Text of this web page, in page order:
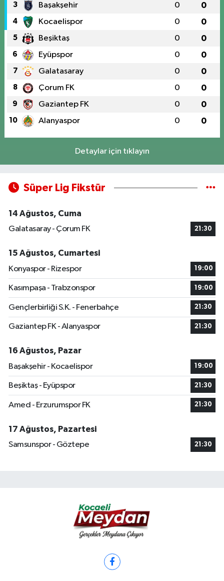
3 Başakşehir 0 0
4 Kocaelispor 0 0
5 Beşiktaş 0 0
6 Eyüpspor 0 0
7 Galatasaray 0 0
8 Çorum FK 0 0
9 Gaziantep FK 0 0
10 Alanyaspor 0 0
Detaylar için tıklayın
Süper Lig Fikstür
14 Ağustos, Cuma
Galatasaray - Çorum FK
21:30
15 Ağustos, Cumartesi
Konyaspor - Rizespor
19:00
Kasımpaşa - Trabzonspor 19:00
Gençlerbirliği S.K. - Fenerbahçe 21:30
Gaziantep FK - Alanyaspor 21:30
16 Ağustos, Pazar
Başakşehir - Kocaelispor
19:00
Beşiktaş - Eyüpspor 21:30
Amed - Erzurumspor FK 21:30
17 Ağustos, Pazartesi
Samsunspor - Göztepe
21:30